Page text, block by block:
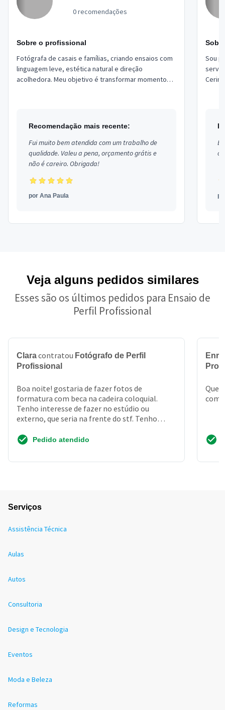
0 recomendações
Sobre o profissional
Fotógrafa de casais e famílias, criando ensaios com
linguagem leve, estética natural e direção
acolhedora. Meu objetivo é transformar momentos
Recomendação mais recente:
Fui muito bem atendida com um trabalho de
qualidade. Valeu a pena, orçamento grátis e
não é careiro. Obrigada!
por Ana Paula
Sou
Veja alguns pedidos similares
Esses são os últimos pedidos para Ensaio de
Perfil Profissional
Claracontratou Fotógrafo de Perfil
Profissional
Boa noite! gostaria de fazer fotos de
formatura com beca na cadeira coloquial.
Tenho interesse de fazer no estúdio ou
externo, que seria na frente do stf. Tenho
Pedido atendido
Serviços
Assistência Técnica
Aulas
Autos
Consultoria
Design e Tecnologia
Eventos
Moda e Beleza
Reformas